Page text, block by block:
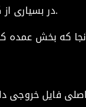
در بسیاری از کسب‌وکارها، ویراستاران تنها زمانی فراخوانده می‌شوند که موضوعی حساس باشد.
فایل خروجی